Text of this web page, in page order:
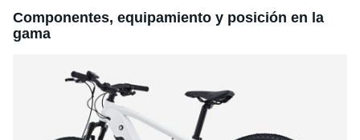
Componentes, equipamiento y posición en la
gama